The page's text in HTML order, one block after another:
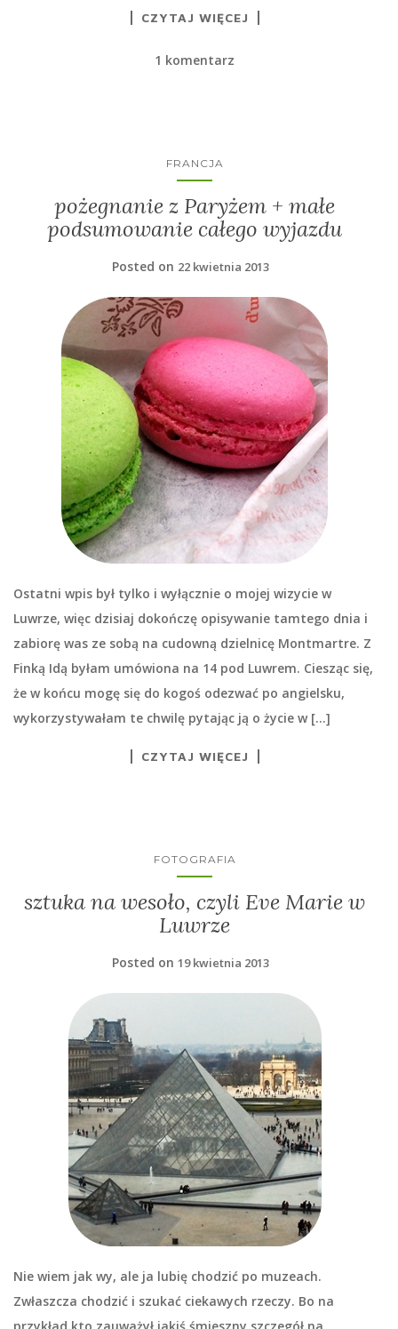
CZYTAJ WIĘCEJ
1 komentarz
FRANCJA
pożegnanie z Paryżem + małe
podsumowanie całego wyjazdu
Posted on 22 kwietnia 2013
Ostatni wpis był tylko i wyłącznie o mojej wizycie w
Luwrze, więc dzisiaj dokończę opisywanie tamtego dnia i
zabiorę was ze sobą na cudowną dzielnicę Montmartre. Z
Finką Idą byłam umówiona na 14 pod Luwrem. Ciesząc się,
że w końcu mogę się do kogoś odezwać po angielsku,
wykorzystywałam te chwilę pytając ją o życie w […]
CZYTAJ WIĘCEJ
FOTOGRAFIA
sztuka na wesoło, czyli Eve Marie w
Luwrze
Posted on 19 kwietnia 2013
Nie wiem jak wy, ale ja lubię chodzić po muzeach.
Zwłaszcza chodzić i szukać ciekawych rzeczy. Bo na